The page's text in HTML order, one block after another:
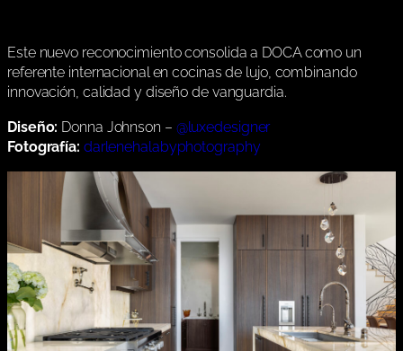
Este nuevo reconocimiento consolida a DOCA como un
referente internacional en cocinas de lujo, combinando
innovación, calidad y diseño de vanguardia.
Diseño: Donna Johnson – @luxedesigner
Fotografía: darlenehalabyphotography